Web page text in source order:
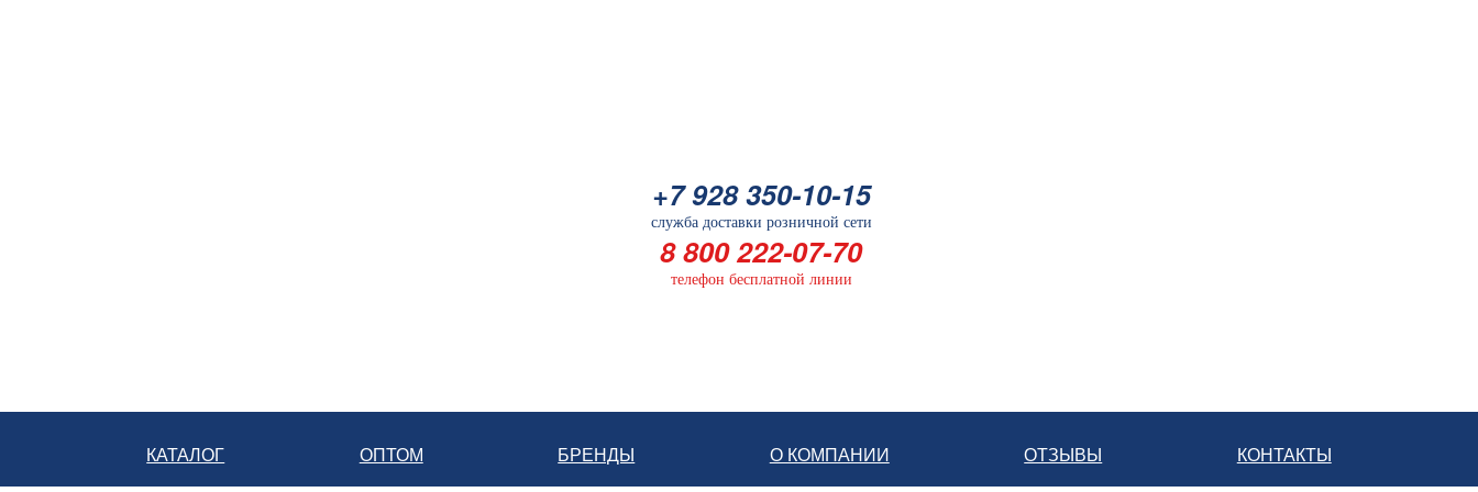
+7 928 350-10-15
служба доставки розничной сети
8 800 222-07-70
телефон бесплатной линии
КАТАЛОГ ОПТОМ БРЕНДЫ О КОМПАНИИ ОТЗЫВЫ КОНТАКТЫ
КАТАЛОГ